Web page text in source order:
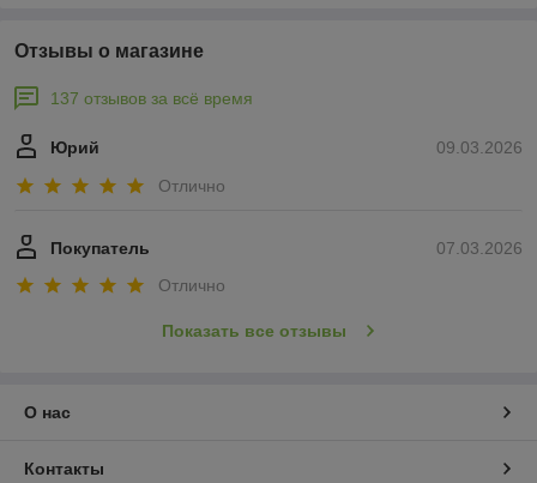
Отзывы о магазине
137 отзывов за всё время
09.03.2026
Юрий
Отлично
07.03.2026
Покупатель
Отлично
Показать все отзывы
О нас
Контакты